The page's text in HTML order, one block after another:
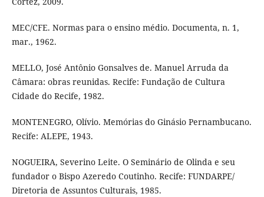
MEC/CFE. Normas para o ensino médio. Documenta, n. 1,
mar., 1962.
MELLO, José Antônio Gonsalves de. Manuel Arruda da
Câmara: obras reunidas. Recife: Fundação de Cultura
Cidade do Recife, 1982.
MONTENEGRO, Olívio. Memórias do Ginásio Pernambucano.
Recife: ALEPE, 1943.
NOGUEIRA, Severino Leite. O Seminário de Olinda e seu
fundador o Bispo Azeredo Coutinho. Recife: FUNDARPE/
Diretoria de Assuntos Culturais, 1985.